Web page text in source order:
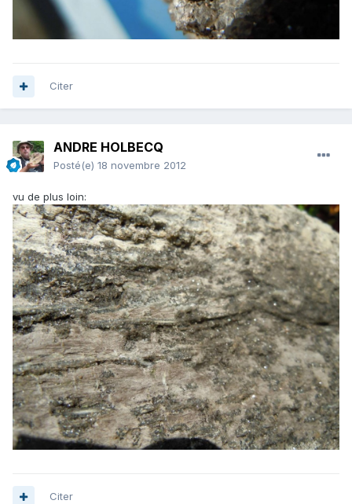
Citer
ANDRE HOLBECQ
Posté(e) 18 novembre 2012
vu de plus loin:
Citer